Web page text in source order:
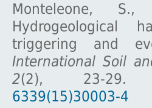
Monteleone,
Hydrogeological
triggering and
International Soil
2(2), 23-
6339(15)30003-4